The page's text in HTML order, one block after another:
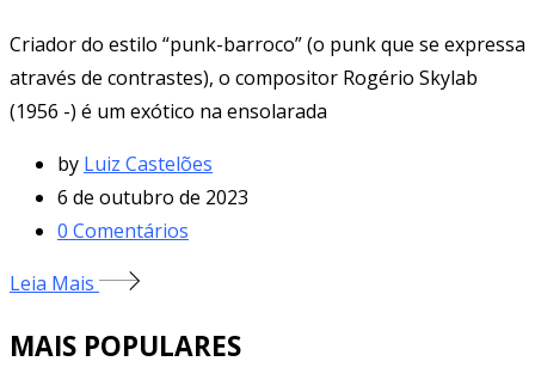
Criador do estilo “punk-barroco” (o punk que se expressa
através de contrastes), o compositor Rogério Skylab
(1956 -) é um exótico na ensolarada
by Luiz Castelões
6 de outubro de 2023
0 Comentários
Leia Mais
MAIS POPULARES